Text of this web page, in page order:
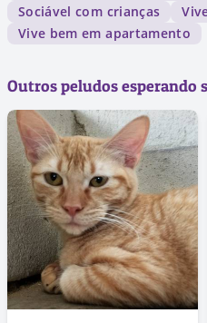
Sociável com crianças
Vive bem em apartamento
Outros peludos esperando